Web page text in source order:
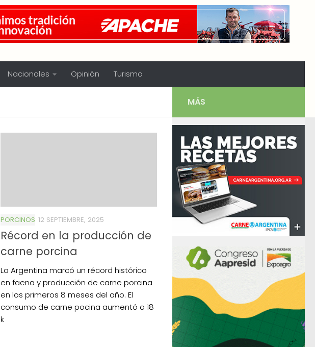
Nacionales Opinión Turismo
PORCINOS 12 SEPTIEMBRE, 2025
Récord en la producción de
carne porcina
La Argentina marcó un récord histórico
en faena y producción de carne porcina
en los primeros 8 meses del año. El
consumo de carne pocina aumentó a 18
k
MÁS